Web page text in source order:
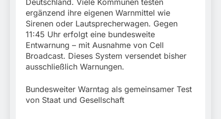
ergänzend ihre eigenen Warnmittel wie
Sirenen oder Lautsprecherwagen. Gegen
11:45 Uhr erfolgt eine bundesweite
Entwarnung – mit Ausnahme von Cell
Broadcast. Dieses System versendet bisher
ausschließlich Warnungen.
Bundesweiter Warntag als gemeinsamer Test
von Staat und Gesellschaft